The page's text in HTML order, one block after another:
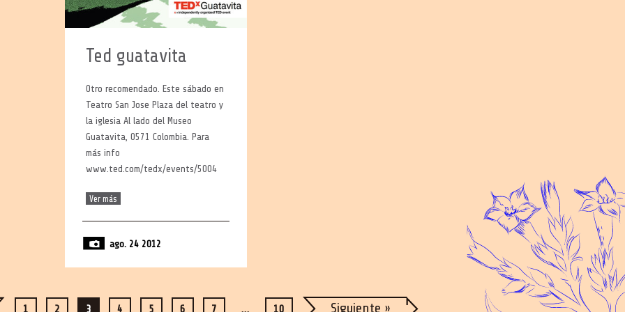
Ted guatavita
Otro recomendado. Este sábado en
Teatro San Jose Plaza del teatro y
la iglesia Al lado del Museo
Guatavita, 0571 Colombia. Para
más info
www.ted.com/tedx/events/5004
Ver más
ago. 24 2012
1 2 3 4 5 6 7 … 10 Siguiente »